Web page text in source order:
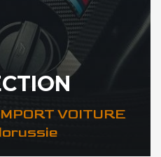
VOITURE